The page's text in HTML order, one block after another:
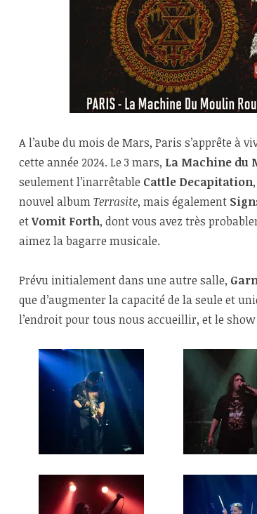
A l’aube du mois de Mars, Paris s’apprête à
cette année 2024. Le 3 mars, La Machine du
seulement l’inarrêtable Cattle Decapitation
nouvel albumTerrasite, mais également
etVomit Forth, dont vous avez très
aimez la bagarre musicale.
Prévu initialement dans une autre salle,
que d’augmenter la capacité de la seule et
l’endroit pour tous nous accueillir, et le